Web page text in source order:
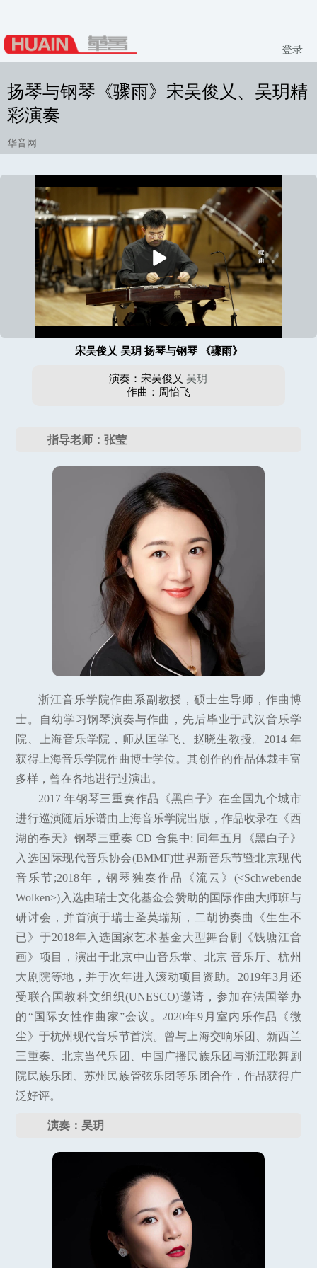
登录
扬琴与钢琴《骤雨》宋吴俊乂、吴玥精
彩演奏
华音网
播
放
宋吴俊乂 吴玥 扬琴与钢琴 《骤雨》
演奏：宋吴俊乂 吴玥
作曲：周怡飞
指导老师：张莹
浙江音乐学院作曲系副教授，硕士生导师，作曲博
士。自幼学习钢琴演奏与作曲，先后毕业于武汉音乐学
院、上海音乐学院，师从匡学飞、赵晓生教授。2014 年
获得上海音乐学院作曲博士学位。其创作的作品体裁丰富
多样，曾在各地进行过演出。
2017 年钢琴三重奏作品《黑白子》在全国九个城市
进行巡演随后乐谱由上海音乐学院出版，作品收录在《西
湖的春天》钢琴三重奏 CD 合集中; 同年五月《黑白子》
入选国际现代音乐协会(BMMF)世界新音乐节暨北京现代
音乐节;2018年，钢琴独奏作品《流云》(<Schwebende
Wolken>)入选由瑞士文化基金会赞助的国际作曲大师班与
研讨会，并首演于瑞士圣莫瑞斯，二胡协奏曲《生生不
已》于2018年入选国家艺术基金大型舞台剧《钱塘江音
画》项目，演出于北京中山音乐堂、北京 音乐厅、杭州
大剧院等地，并于次年进入滚动项目资助。2019年3月还
受联合国教科文组织(UNESCO)邀请，参加在法国举办
的“国际女性作曲家”会议。2020年9月室内乐作品《微
尘》于杭州现代音乐节首演。曾与上海交响乐团、新西兰
三重奏、北京当代乐团、中国广播民族乐团与浙江歌舞剧
院民族乐团、苏州民族管弦乐团等乐团合作，作品获得广
泛好评。
演奏：吴玥